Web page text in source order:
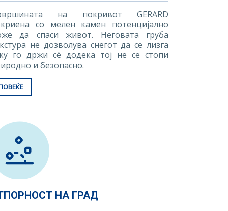
на покривот GERARD
со мелен камен потенцијално
да спаси живот. Неговата груба
не дозволува снегот да се лизга
го држи сè додека тој не се стопи
и безопасно.
НА ГРАД